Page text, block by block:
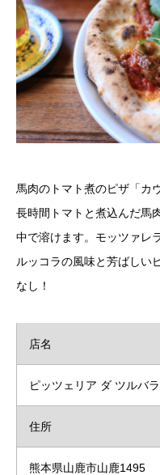
馬肉のトマト煮のピザ「カ
長時間トマトと煮込んだ馬
中で溶けます。モッツァレ
ルッコラの風味と芳ばしい
なし！
店名
ピッツェリア ダ ツルバラ
住所
熊本県山鹿市山鹿1495